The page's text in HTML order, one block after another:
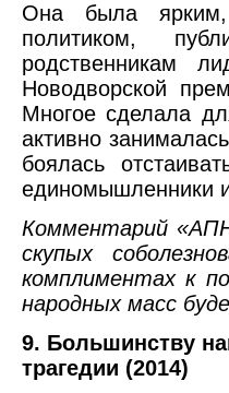
Она была ярким,
политиком,
родственникам
Новодворской
Многое сделала
активно
боялась
единомышленники
Комментарий
скупых
комплиментах к
народных масс
9. Большинству
трагедии (2014)